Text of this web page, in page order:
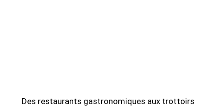
Des restaurants gastronomiques aux trottoirs